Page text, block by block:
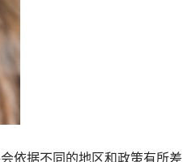
依据不同的地区和政策有所差